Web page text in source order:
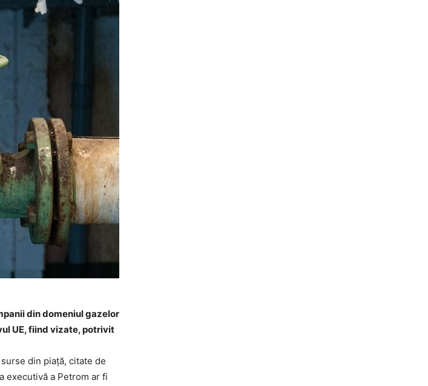
din domeniul gazelor
UE, fiind vizate, potrivit
din piaţă, citate de
executivă a Petrom ar fi